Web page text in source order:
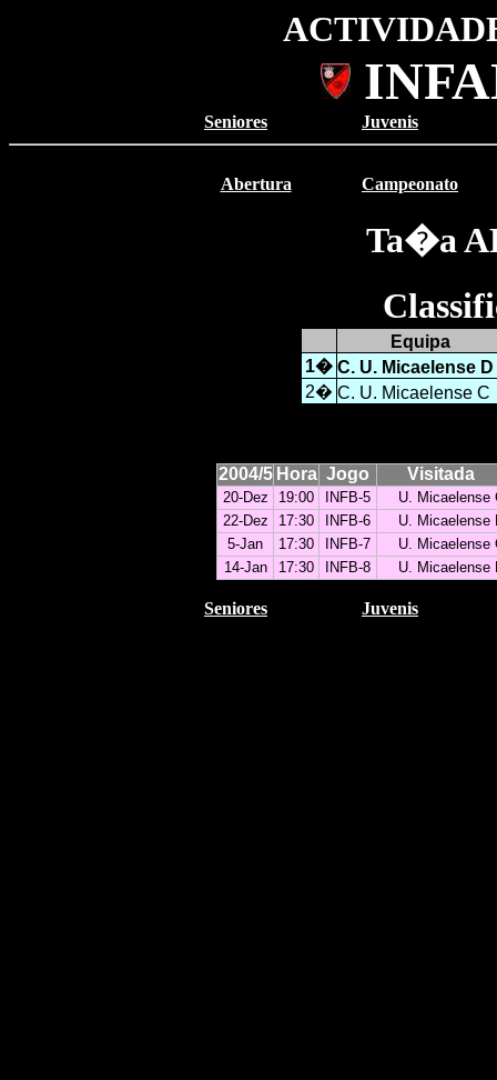
Seniores Juvenis
Abertura Campeonato
Ta�a
Equipa
1� C. U. Micaelense D
2� C. U. Micaelense C
2004/5 Hora Jogo Visitada
20-Dez 19:00 INFB-5
U. Micaelense
22-Dez
17:30 INFB-6
U. Micaelense
5-Jan
17:30 INFB-7
U. Micaelense
14-Jan
17:30 INFB-8 U. Micaelense
Seniores Juvenis